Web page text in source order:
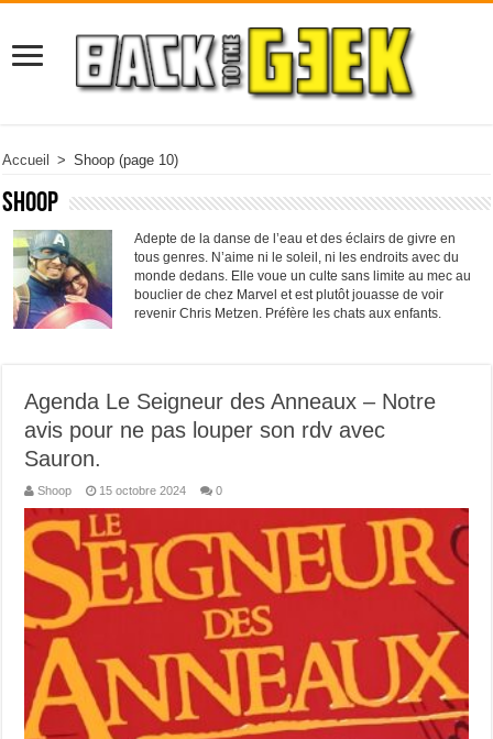
Accueil > Shoop (page 10)
Shoop
Adepte de la danse de l’eau et des éclairs de givre en
tous genres. N’aime ni le soleil, ni les endroits avec du
monde dedans. Elle voue un culte sans limite au mec au
bouclier de chez Marvel et est plutôt jouasse de voir
revenir Chris Metzen. Préfère les chats aux enfants.
Agenda Le Seigneur des Anneaux – Notre
avis pour ne pas louper son rdv avec
Sauron.
Shoop 15 octobre 2024 0